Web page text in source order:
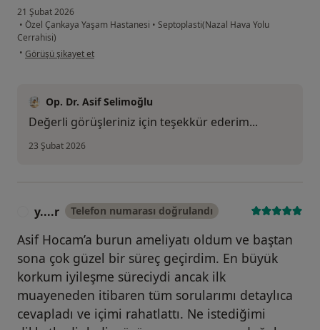
21 Şubat 2026
• Özel Çankaya Yaşam Hastanesi • Septoplasti(Nazal Hava Yolu
Cerrahisi)
• kullanıcının görüşüne göre ay...u
Görüşü şikayet et
Op. Dr. Asif Selimoğlu
Değerli görüşleriniz için teşekkür ederim...
23 Şubat 2026
y....r Telefon numarası doğrulandı
Asif Hocam’a burun ameliyatı oldum ve baştan
sona çok güzel bir süreç geçirdim. En büyük
korkum iyileşme süreciydi ancak ilk
muayeneden itibaren tüm sorularımı detaylıca
cevapladı ve içimi rahatlattı. Ne istediğimi